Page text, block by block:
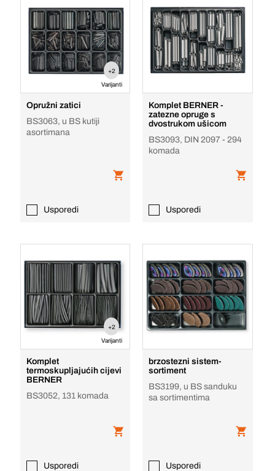
+2
Varijanti
Opružni zatici
BS3063, u BS kutiji
asortimana
Usporedi
Komplet BERNER -
zatezne opruge s
dvostrukom ušicom
BS3093, DIN 2097 - 294
komada
Usporedi
+2
Varijanti
Komplet
termoskupljajućih cijevi
BERNER
BS3052, 131 komada
Usporedi
brzostezni sistem-
sortiment
BS3199, u BS sanduku
sa sortimentima
Usporedi